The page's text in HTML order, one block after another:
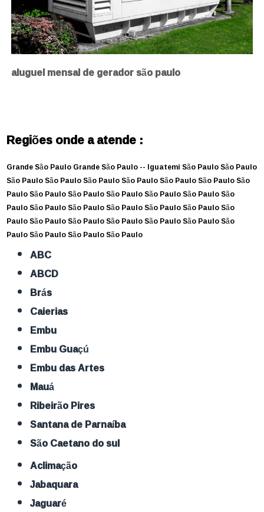
aluguel mensal de gerador são paulo
Regiões onde a atende :
Grande São PauloGrande São Paulo -- IguatemiSão PauloSão Paulo
São PauloSão PauloSão PauloSão PauloSão PauloSão PauloSão
PauloSão PauloSão PauloSão PauloSão PauloSão PauloSão
PauloSão PauloSão PauloSão PauloSão PauloSão PauloSão
PauloSão PauloSão PauloSão PauloSão PauloSão PauloSão
PauloSão PauloSão PauloSão Paulo
ABC
ABCD
Brás
Caierias
Embu
Embu Guaçú
Embu das Artes
Mauá
Ribeirão Pires
Santana de Parnaíba
São Caetano do sul
Aclimação
Jabaquara
Jaguaré